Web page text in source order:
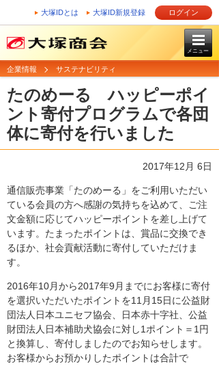
大塚IDとは 大塚ID新規登録 ログイン
メニュー
企業情報 サステナビリティ
たのめーる ハッピーポイ
ント寄付プログラムで各団
体に寄付を行いました
2017年12月 6日
通信販売事業「たのめーる」をご利用いただい
ている会員の方へ感謝の気持ちを込めて、ご注
文金額に応じてハッピーポイントを差し上げて
います。たまったポイントは、賞品に交換でき
るほか、社会貢献活動に寄付していただけま
す。
2016年10月から2017年9月までにお客様に寄付
を選択いただいたポイントを11月15日に公益財
団法人日本ユニセフ協会、日本赤十字社、公益
財団法人日本補助犬協会に対し1ポイント＝1円
と換算し、寄付しましたのでお知らせします。
お客様からお預かりしたポイントは合計で